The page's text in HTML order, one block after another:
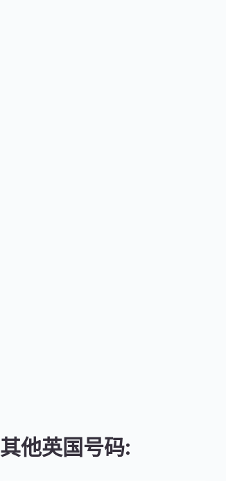
其他英国号码: